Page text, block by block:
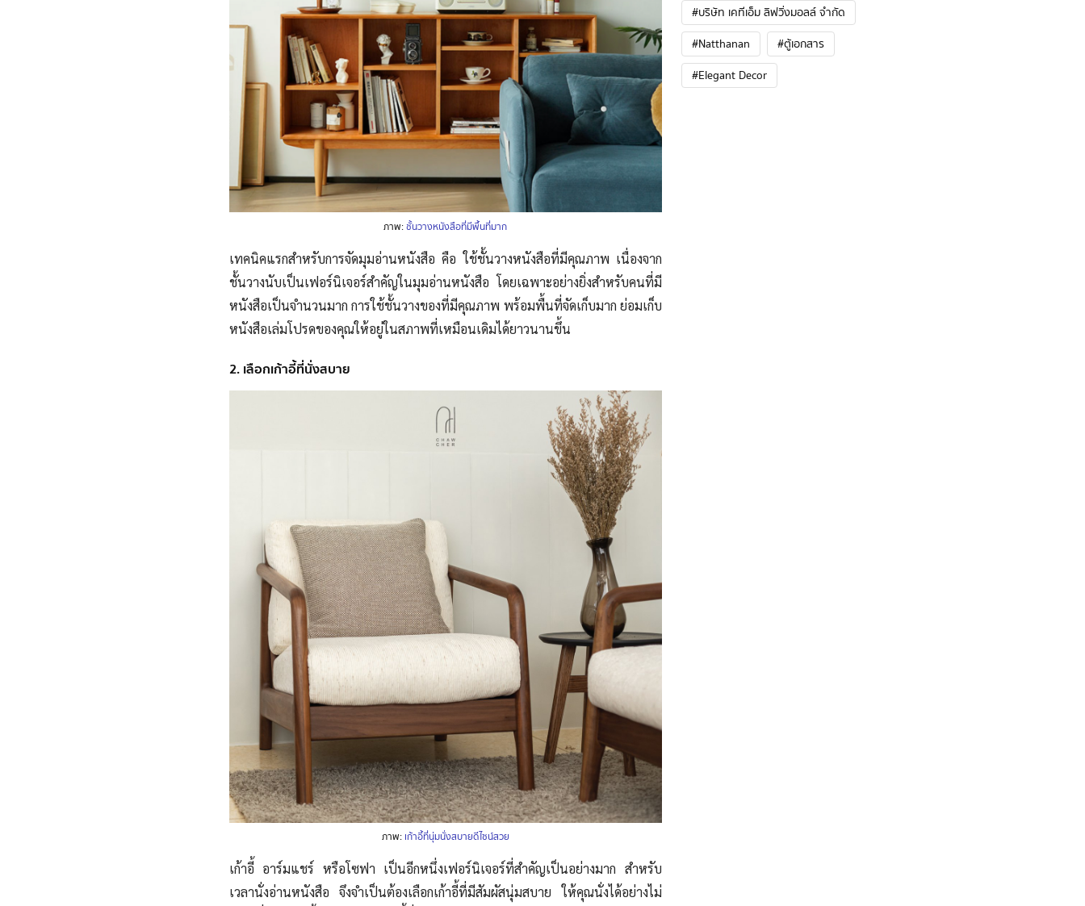
ภาพ:ชั้นวางหนังสือที่มีพื้นที่มาก
เทคนิคแรกสำหรับการจัดมุมอ่านหนังสือ คือ ใช้ชั้นวางหนังสือที่มีคุณภาพ เนื่องจาก
ชั้นวางนับเป็นเฟอร์นิเจอร์สำคัญในมุมอ่านหนังสือ โดยเฉพาะอย่างยิ่งสำหรับคนที่มี
หนังสือเป็นจำนวนมาก การใช้ชั้นวางของที่มีคุณภาพ พร้อมพื้นที่จัดเก็บมาก ย่อมเก็บ
หนังสือเล่มโปรดของคุณให้อยู่ในสภาพที่เหมือนเดิมได้ยาวนานขึ้น
2. เลือกเก้าอี้ที่นั่งสบาย
ภาพ: เก้าอี้ที่นุ่มนั่งสบายดีไซน์สวย
เก้าอี้ อาร์มแชร์ หรือโซฟา เป็นอีกหนึ่งเฟอร์นิเจอร์ที่สำคัญเป็นอย่างมาก สำหรับ
เวลานั่งอ่านหนังสือ จึงจำเป็นต้องเลือกเก้าอี้ที่มีสัมผัสนุ่มสบาย ให้คุณนั่งได้อย่างไม่
#บริษัท เคทีเอ็ม ลิฟวิ่งมอลล์ จำกัด
#Natthanan
#ตู้เอกสาร
#Elegant Decor